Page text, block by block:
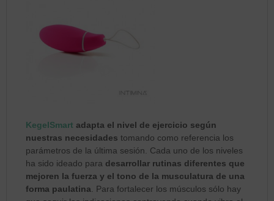
KegelSmart adapta el nivel de ejercicio según
nuestras necesidades tomando como referencia los
parámetros de la última sesión. Cada uno de los niveles
ha sido ideado para desarrollar rutinas diferentes que
mejoren la fuerza y el tono de la musculatura de una
forma paulatina. Para fortalecer los músculos sólo hay